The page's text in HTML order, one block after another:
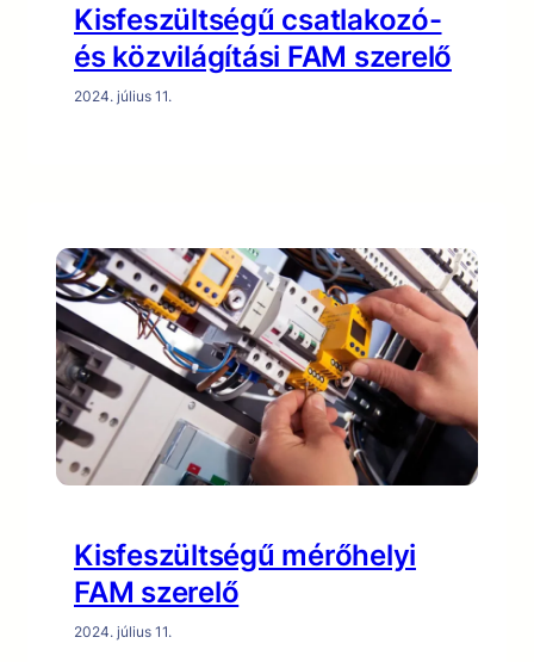
Kisfeszültségű csatlakozó-
és közvilágítási FAM szerelő
2024. július 11.
Kisfeszültségű mérőhelyi
FAM szerelő
2024. július 11.